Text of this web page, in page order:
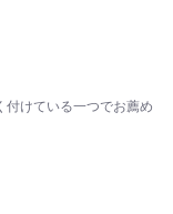
付けている一つでお薦め